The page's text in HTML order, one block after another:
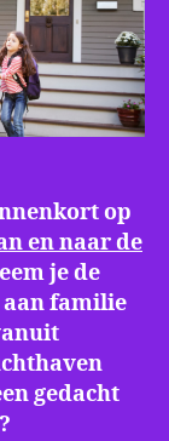
op
en naar de
je de
aan familie
gedacht